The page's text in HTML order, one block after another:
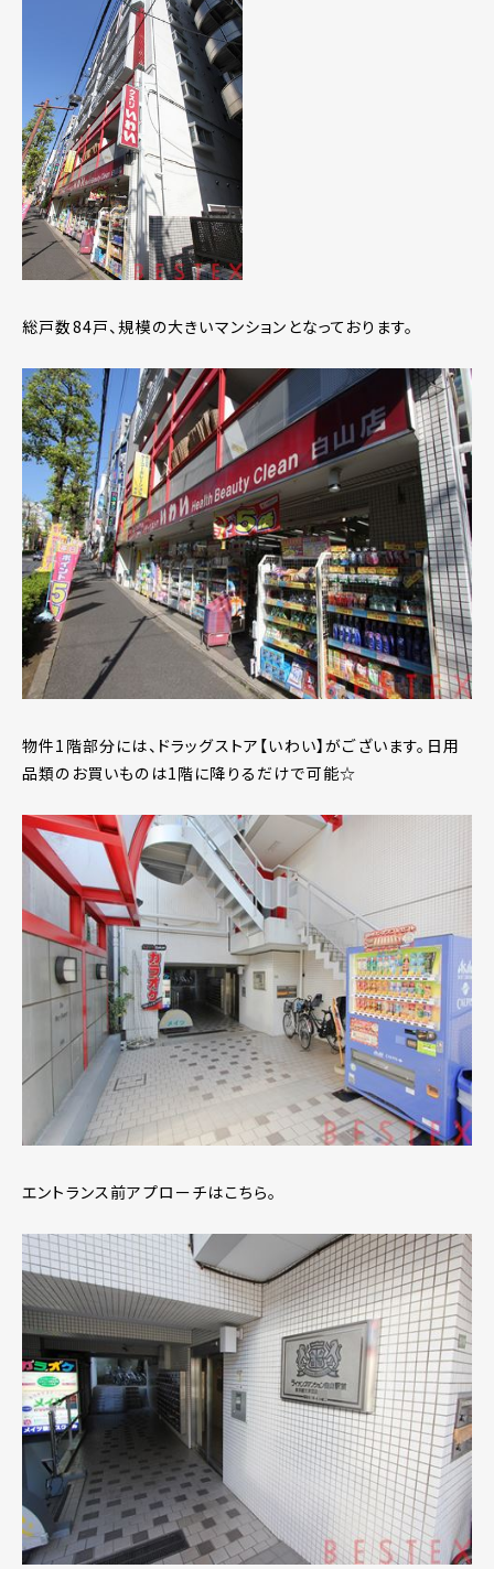
総戸数84戸、規模の大きいマンションとなっております。
物件1階部分には、ドラッグストア【いわい】がございます。日用
品類のお買いものは1階に降りるだけで可能☆
エントランス前アプローチはこちら。